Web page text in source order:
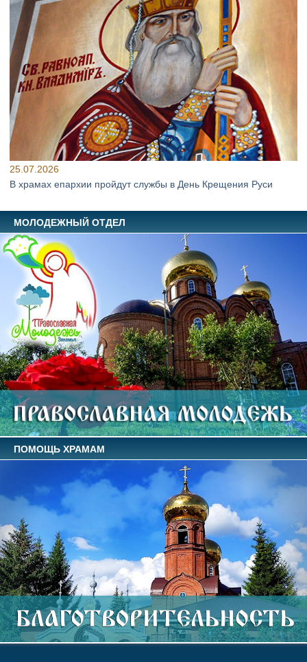
25.07.2026
В храмах епархии пройдут службы в День Крещения Руси
МОЛОДЕЖНЫЙ ОТДЕЛ
ПОМОЩЬ ХРАМАМ